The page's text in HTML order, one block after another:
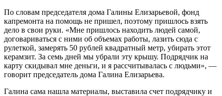
По словам председателя дома Галины Елизарьевой, фонд
капремонта на помощь не пришел, поэтому пришлось взять
дело в свои руки. «Мне пришлось находить людей самой,
договариваться с ними об объемах работы, лазить сюда с
рулеткой, замерять 50 рублей квадратный метр, убирать этот
керамзит. За семь дней мы убрали эту крышу. Подрядчик на
карту скидывал мне деньги, и я рассчитывалась с людьми», —
говорит председатель дома Галина Елизарьева.
Галина сама нашла материалы, выставила счет подрядчику и